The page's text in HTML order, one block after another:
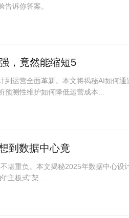
诉你答案。
，竟然能缩短5
到运营全面革新。本文将揭秘AI如何
测性维护如何降低运营成本...
到数据中心竟
堪重负。本文揭秘2025年数据中心设
主板式”架...